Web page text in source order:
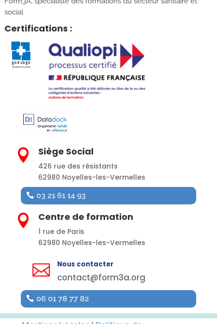
social
Certifications :
 Siège Social
426 rue des résistants
62980 Noyelles-les-Vermelles
03 21 61 14 93
 Centre de formation
1 rue de Paris
62980 Noyelles-les-Vermelles
 Nous contacter
contact@form3a.org
06 01 78 77 82